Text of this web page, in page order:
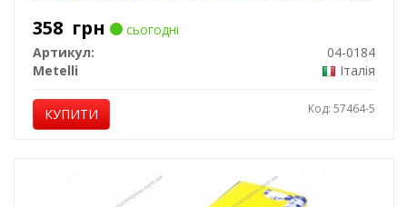
358 грн
сьогодні
Артикул:
04-0184
Metelli
Італія
КУПИТИ Код: 57464-5